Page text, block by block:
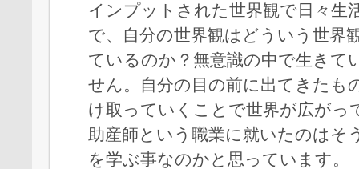
インプットされた世界観で日々生
で、自分の世界観はどういう世界
ているのか？無意識の中で生きて
せん。自分の目の前に出てきたも
け取っていくことで世界が広がっ
助産師という職業に就いたのはそ
を学ぶ事なのかと思っています。